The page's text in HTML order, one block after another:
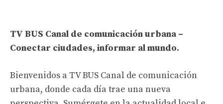
TV BUS Canal de comunicación urbana –
Conectar ciudades, informar al mundo.
Bienvenidos a TV BUS Canal de comunicación
urbana, donde cada día trae una nueva